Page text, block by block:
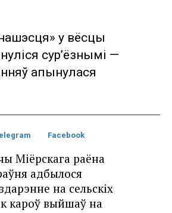
у вёсцы
сур’ёзнымі —
апынулася
Facebook
Мiёрскага раёна
адбылося
на сельскіх
кароў выйшаў на